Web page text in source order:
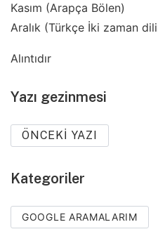
Kasım (Arapça Bölen)
Aralık (Türkçe İki zaman
Alıntıdır
Yazı gezinmesi
ÖNCEKI YAZI
Kategoriler
GOOGLE ARAMALARIM